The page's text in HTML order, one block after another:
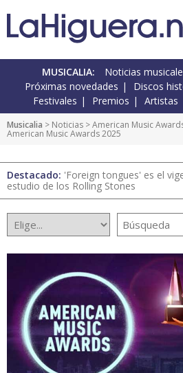
MUSICALIA: Noticias
Próximas novedades
Discos
Festivales
Premios Artistas
Musicalia > Noticias >American Music
American Music Awards 2025
Destacado: 'Foreign tongues' es el
estudio de los Rolling Stones